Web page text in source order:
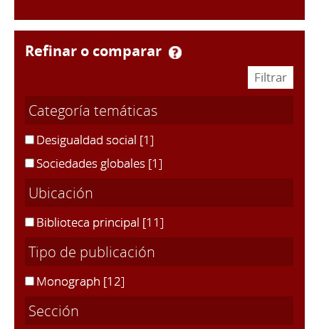
refinar o comparar
Categoría temáticas
Desigualdad social [1]
Sociedades globales [1]
Ubicación
Biblioteca principal [11]
Tipo de publicación
Monograph [12]
Sección